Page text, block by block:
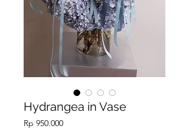
Hydrangea in Vase
Rp 950.000Price